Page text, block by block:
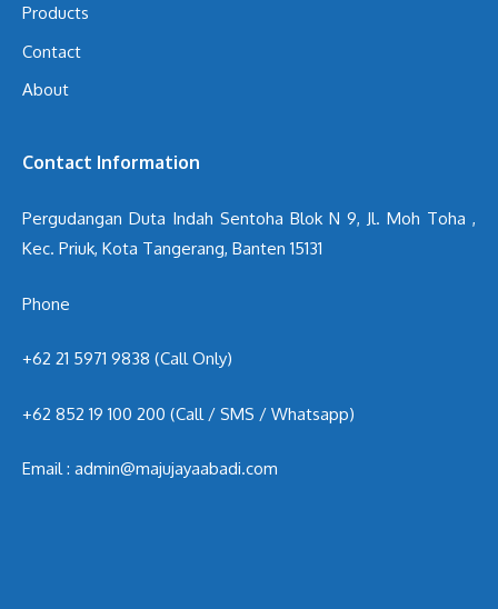
Products
Contact
About
Contact Information
Pergudangan Duta Indah Sentoha Blok N 9, Jl. Moh Toha ,
Kec. Priuk, Kota Tangerang, Banten 15131
Phone
+62 21 5971 9838 (Call Only)
+62 852 19 100 200 (Call / SMS / Whatsapp)
Email : admin@majujayaabadi.com